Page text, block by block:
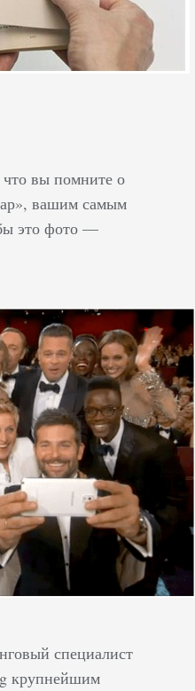
вы помните о
вашим самым
это фото —
специалист
крупнейшим